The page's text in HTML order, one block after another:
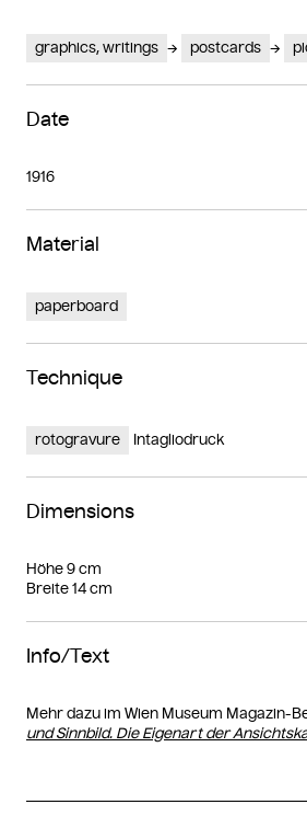
graphics, writings postcards
Date
1916
Material
paperboard
Technique
rotogravure Intagliodruck
Dimensions
Höhe 9 cm
Breite 14 cm
Info/Text
Mehr dazu im Wien Museum Magazin-
und Sinnbild. Die Eigenart der